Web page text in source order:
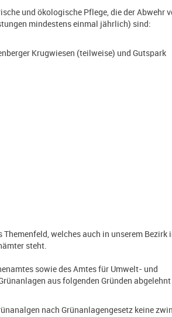
und ökologische Pflege, die der Abwehr
mindestens einmal jährlich) sind:
Krugwiesen (teilweise) und Gutspark
welches auch in unserem Bezirk
steht.
sowie des Amtes für Umwelt- und
aus folgenden Gründen
nach Grünanlagengesetz keine